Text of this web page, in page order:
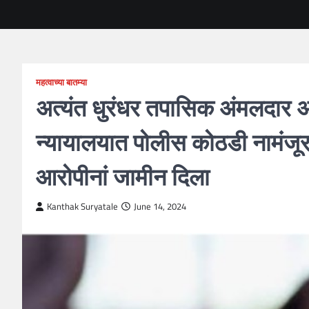
महत्वाच्या बातम्या
अत्यंत धुरंधर तपासिक अंमलदार
न्यायालयात पोलीस कोठडी
आरोपीनां जामीन दिला
Kanthak Suryatale June 14, 2024